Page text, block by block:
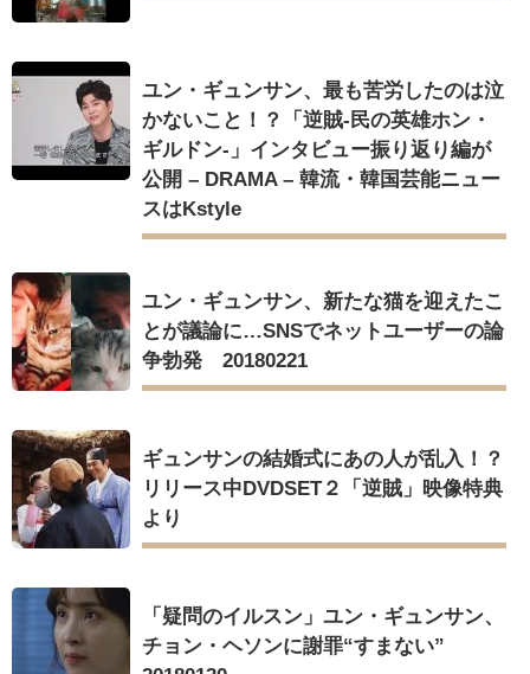
ユン・ギュンサン、最も苦労したのは泣
かないこと！？「逆賊-民の英雄ホン・
ギルドン-」インタビュー振り返り編が
公開 – DRAMA – 韓流・韓国芸能ニュー
スはKstyle
ユン・ギュンサン、新たな猫を迎えたこ
とが議論に…SNSでネットユーザーの論
争勃発 20180221
ギュンサンの結婚式にあの人が乱入！？
リリース中DVDSET２「逆賊」映像特典
より
「疑問のイルスン」ユン・ギュンサン、
チョン・ヘソンに謝罪“すまない”